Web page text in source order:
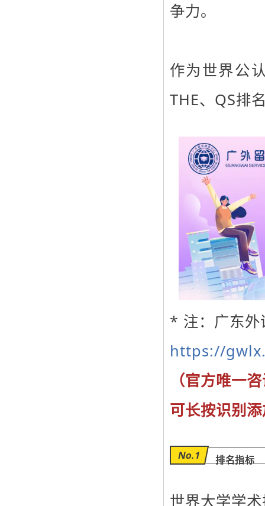
争力。
作为世界公
THE、QS排
* 注：广东外
https://
（官方唯一
可长按识别
No.1 排名指标
世界大学学